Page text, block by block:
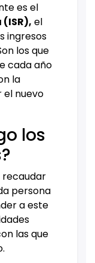
es el
el
ingresos
los que
cada año
la
el nuevo
los
recaudar
persona
a este
las que